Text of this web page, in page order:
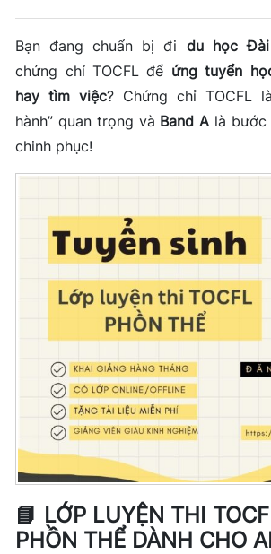
Bạn đang chuẩn bị đi du học
chứng chỉ TOCFL để ứng tuyển
hay tìm việc? Chứng chỉ TOCFL
hành” quan trọng và Band A là bước
chinh phục!
📘 LỚP LUYỆN THI
PHỒN THỂ DÀNH CHO